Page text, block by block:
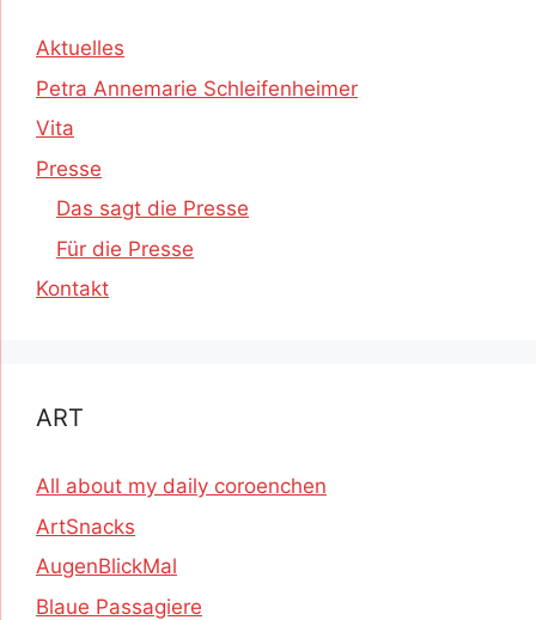
Aktuelles
Petra Annemarie Schleifenheimer
Vita
Presse
Das sagt die Presse
Für die Presse
Kontakt
ART
All about my daily coroenchen
ArtSnacks
AugenBlickMal
Blaue Passagiere